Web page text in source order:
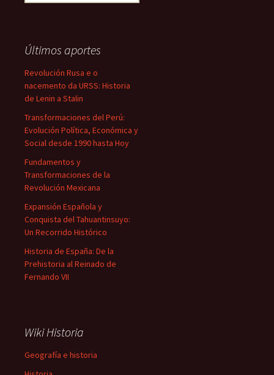
Últimos aportes
Revolución Rusa e o
nacemento da URSS: Historia
de Lenin a Stalin
Transformaciones del Perú:
Evolución Política, Económica y
Social desde 1990 hasta Hoy
Fundamentos y
Transformaciones de la
Revolución Mexicana
Expansión Española y
Conquista del Tahuantinsuyo:
Un Recorrido Histórico
Historia de España: De la
Prehistoria al Reinado de
Fernando VII
Wiki Historia
Geografía e historia